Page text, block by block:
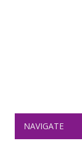
NAVIGATE